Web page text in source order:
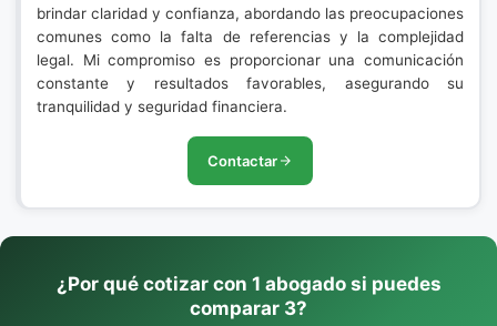
brindar claridad y confianza, abordando las preocupaciones
comunes como la falta de referencias y la complejidad
legal. Mi compromiso es proporcionar una comunicación
constante y resultados favorables, asegurando su
tranquilidad y seguridad financiera.
Contactar
¿Por qué cotizar con 1 abogado si puedes
comparar 3?